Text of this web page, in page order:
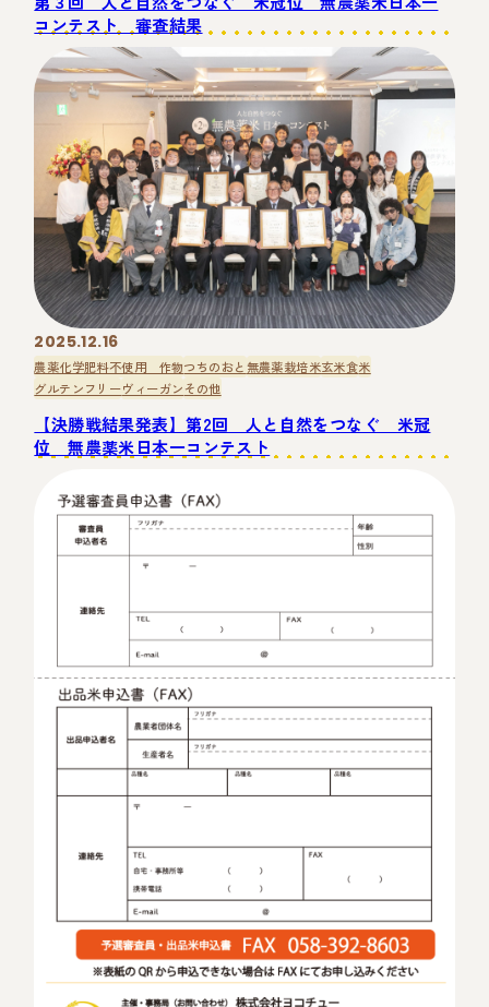
コンテスト 審査結果
2025.12.16
農薬化学肥料不使用 作物つちのおと 無農薬栽培米玄米食米
グルテンフリーヴィーガンその他
【決勝戦結果発表】第2回 人と自然をつなぐ 米冠
位 無農薬米日本一コンテスト